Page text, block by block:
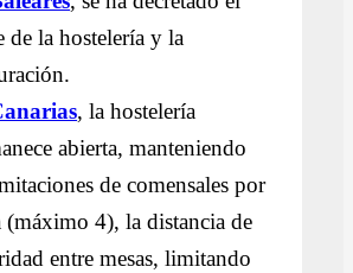
de la hostelería y la
, la hostelería
abierta, manteniendo
de comensales por
(máximo 4), la distancia de
entre mesas, limitando